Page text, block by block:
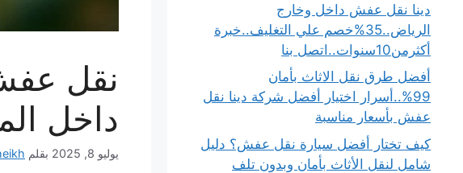
نقل
داخل المملكة خلال
يوليو 8, 2025 بقلم
دينا نقل عفش داخل وخارج
الرياض..35%خصم علي التغليف..خبرة
أكثرمن10سنوات..اتصل بنا
أفضل طرق نقل الاثاث بأمان
99%..أسرار اختيار أفضل شركة دينا نقل
عفش بأسعار مناسبة
كيف تختار أفضل سيارة نقل عفش؟ دليل
شامل لنقل الأثاث بأمان وبدون تلف